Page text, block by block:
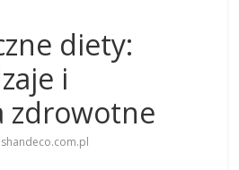
diety:
i
zdrowotne